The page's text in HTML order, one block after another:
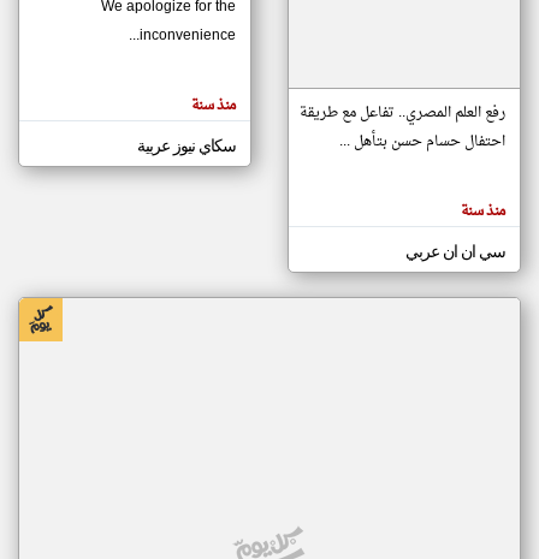
مصادر الأخبار من موريتانيا
اخبار موريتانيا على مدار الساعة
أهم اخبار موريتانيا العاجلة والمباشرة
المقالات
الموجوده
هنا عن
رفع العلم المصري.. تفاعل مع طريقة
احتفال حسام حسن بتأهل ...
منذ سنة
سي ان ان عربي
We apologize for the
inconvenience...
منذ سنة
سكاي نيوز عربية
klyoum.com